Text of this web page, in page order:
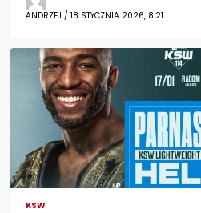
ANDRZEJ / 18 STYCZNIA 2026, 8:21
KSW